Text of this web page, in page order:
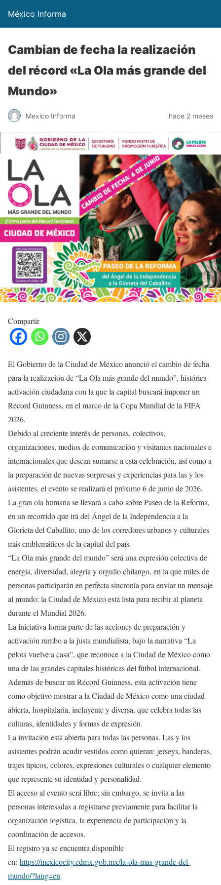
México Informa
Cambian de fecha la realización
del récord «La Ola más grande del
Mundo»
Mexico Informa hace 2 meses
Compartir
El Gobierno de la Ciudad de México anunció el cambio de fecha
para la realización de “La Ola más grande del mundo”, histórica
activación ciudadana con la que la capital buscará imponer un
Récord Guinness, en el marco de la Copa Mundial de la FIFA
2026.
Debido al creciente interés de personas, colectivos,
organizaciones, medios de comunicación y visitantes nacionales e
internacionales que desean sumarse a esta celebración, así como a
la preparación de nuevas sorpresas y experiencias para las y los
asistentes, el evento se realizará el próximo 6 de junio de 2026.
La gran ola humana se llevará a cabo sobre Paseo de la Reforma,
en un recorrido que irá del Ángel de la Independencia a la
Glorieta del Caballito, uno de los corredores urbanos y culturales
más emblemáticos de la capital del país.
“La Ola más grande del mundo” será una expresión colectiva de
energía, diversidad, alegría y orgullo chilango, en la que miles de
personas participarán en perfecta sincronía para enviar un mensaje
al mundo: la Ciudad de México está lista para recibir al planeta
durante el Mundial 2026.
La iniciativa forma parte de las acciones de preparación y
activación rumbo a la justa mundialista, bajo la narrativa “La
pelota vuelve a casa”, que reconoce a la Ciudad de México como
una de las grandes capitales históricas del fútbol internacional.
Además de buscar un Récord Guinness, esta activación tiene
como objetivo mostrar a la Ciudad de México como una ciudad
abierta, hospitalaria, incluyente y diversa, que celebra todas las
culturas, identidades y formas de expresión.
La invitación está abierta para todas las personas. Las y los
asistentes podrán acudir vestidos como quieran: jerseys, banderas,
trajes típicos, colores, expresiones culturales o cualquier elemento
que represente su identidad y personalidad.
El acceso al evento será libre; sin embargo, se invita a las
personas interesadas a registrarse previamente para facilitar la
organización logística, la experiencia de participación y la
coordinación de accesos.
El registro ya se encuentra disponible
en: https://mexicocity.cdmx.gob.mx/la-ola-mas-grande-del-
mundo/?lang=en